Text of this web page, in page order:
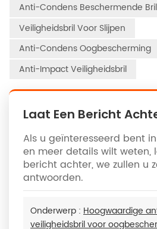
Anti-Condens Beschermende Bril
Veiligheidsbril Voor Slijpen
Anti-Condens Oogbescherming
Anti-Impact Veiligheidsbril
Laat Een Bericht
Als u geïnteresseerd bent
en meer details wilt weten,
bericht achter, we zullen u
antwoorden.
Onderwerp : Hoogwaardige
veiligheidsbril voor